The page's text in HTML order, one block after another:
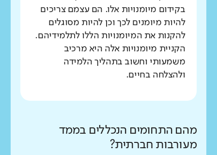
בקידום מיומנויות אלו. הם עצמם צריכים
להיות מיומנים לכך וכן להיות מסוגלים
להקנות את המיומנויות הללו לתלמידיהם.
הקניית מיומנויות אלה היא מרכיב
משמעותי וחשוב בתהליך הלמידה
ולהצלחה בחיים.
מהם התחומים הנכללים בממד
מעורבות חברתית?